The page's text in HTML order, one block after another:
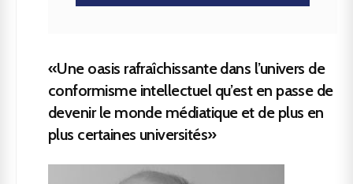
«Une oasis rafraîchissante dans l’univers de
conformisme intellectuel qu’est en passe de
devenir le monde médiatique et de plus en
plus certaines universités»